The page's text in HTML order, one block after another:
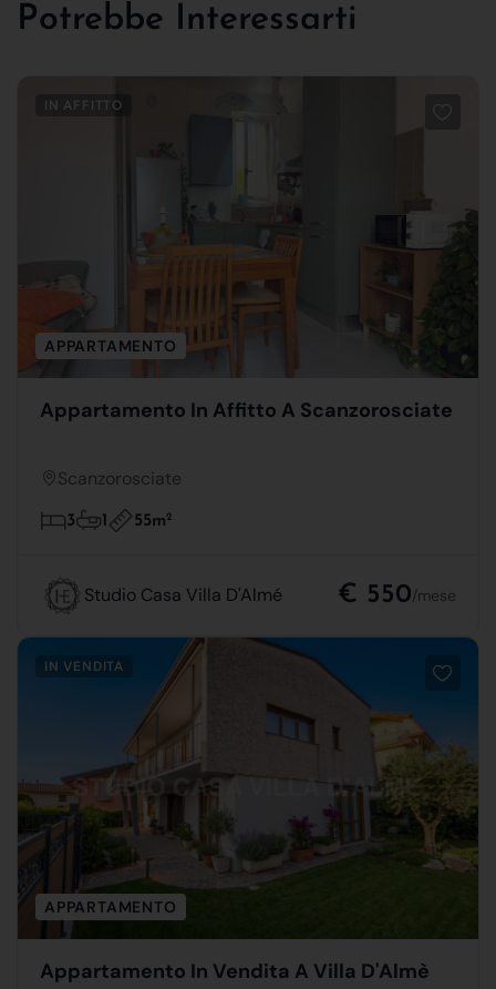
Potrebbe Interessarti
IN AFFITTO
APPARTAMENTO
Appartamento In Affitto A Scanzorosciate
Scanzorosciate
3 1 55m2
Studio Casa Villa D'Almé € 550/mese
IN VENDITA
APPARTAMENTO
Appartamento In Vendita A Villa D'Almè